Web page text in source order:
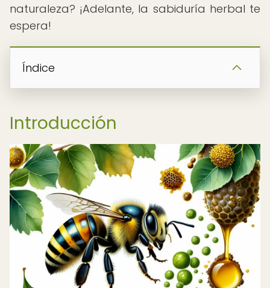
naturaleza? ¡Adelante, la sabiduría herbal te
espera!
Índice
Introducción